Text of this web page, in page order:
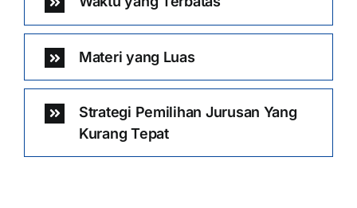
Materi yang Luas
Strategi Pemilihan Jurusan Yang
Kurang Tepat